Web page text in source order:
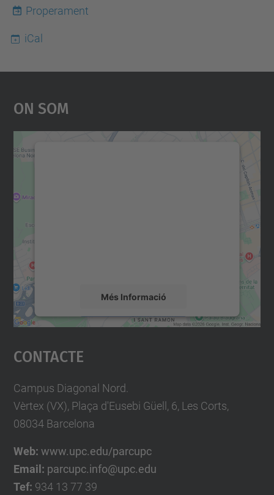
Properament
iCal
On Som
Més Informació
Accepta
powered by
Contacte
Campus Diagonal Nord.
Vèrtex (VX), Plaça d'Eusebi Güell, 6, Les Corts,
08034 Barcelona
Web: www.upc.edu/parcupc
Email: parcupc.info@upc.edu
Tef: 934 13 77 39